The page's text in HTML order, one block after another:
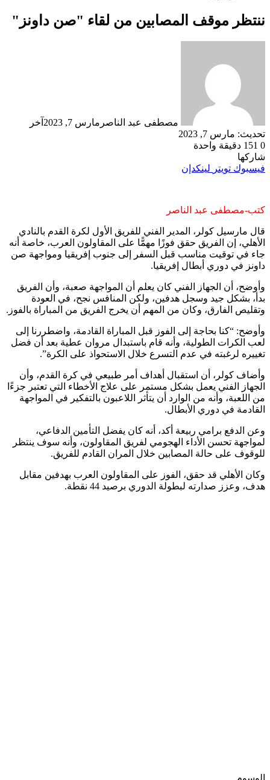
ننتظر موقف المصابين من لقاء "صن داونز"
مصطفى عبد الناصر مارس 7, 2023
آخر
تحديث: مارس 7, 2023
0
دقيقة واحدة
شاركها
فيسبوك تويتر لينكدإن
كتب-مصطفى عبد الناصر
قال مارسيل كولر، المدير الفني للفريق الأول لكرة القدم بالنادي
الأهلي، إن الفريق حقق فوزًا مهمًّا على المقاولون العرب، خاصة أنه
جاء في توقيت مناسب قبل السفر إلى جنوب إفريقيا ومواجهة صن
داونز في دوري أبطال إفريقيا.
وأوضح، أن الجهاز الفني كان يعلم أن المواجهة صعبة، وأن الفريق
بدأ، بشكل جيد وسجل هدفين، ولكن المنافس نجح، في العودة
وتقليص الفارق، وكان من المهم أن يخرج الفريق من المباراة بالفوز.
وأوضح: “كنا بحاجة إلى الفوز قبل المباراة القادمة، واضطررنا إلى
لعب الكرات الطولية، وأنه قام باستبدال مروان عطية بعد أن فضل
تغييره لرغبته في عدم التسرع خلال الاستحواذ على الكرة”.
وأضاف كولر، أن استقبال أهداف أمر طبيعي في كرة القدم، وأن
الجهاز الفني يعمل بشكل مستمر على علاج الأخطاء التي تعتبر جزءًا
من اللعبة، وأنه من الوارد أن يتأثر اللاعبون بالتفكير في المواجهة
القادمة في دوري الأبطال.
وعن الدفع برامي ربيعة أكد، أنه كان يفضل التأمين الدفاعي،
لمواجهة تحسن الأداء الهجومي لفريق المقاولون، وأنه سوف ينتظر
للوقوف على حالة المصابين خلال المران القادم للفريق.
وكان الأهلي قد حقق، الفوز على المقاولون العرب بهدفين مقابل
هدف، وعزز صدارته لبطولة الدوري برصيد 44 نقطة.
الوسوم